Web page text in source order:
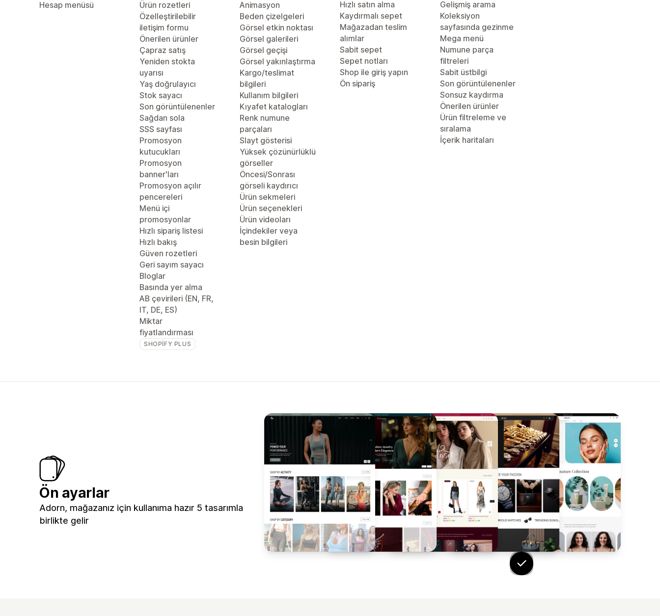
Hesap menüsü
Ürün rozetleri
Özelleştirilebilir
iletişim formu
Önerilen ürünler
Çapraz satış
Yeniden stokta
uyarısı
Yaş doğrulayıcı
Stok sayacı
Son görüntülenenler
Sağdan sola
SSS sayfası
Promosyon
kutucukları
Promosyon
banner'ları
Promosyon açılır
pencereleri
Menü içi
promosyonlar
Hızlı sipariş listesi
Hızlı bakış
Güven rozetleri
Geri sayım sayacı
Bloglar
Basında yer alma
AB çevirileri (EN, FR,
IT, DE, ES)
Miktar
fiyatlandırması
SHOPIFY PLUS
Animasyon
Beden çizelgeleri
Görsel etkin noktası
Görsel galerileri
Görsel geçişi
Görsel yakınlaştırma
Kargo/teslimat
bilgileri
Kullanım bilgileri
Kıyafet katalogları
Renk numune
parçaları
Slayt gösterisi
Yüksek çözünürlüklü
görseller
Öncesi/Sonrası
görseli kaydırıcı
Ürün sekmeleri
Ürün seçenekleri
Ürün videoları
İçindekiler veya
besin bilgileri
Hızlı satın alma
Kaydırmalı sepet
Mağazadan teslim
alımlar
Sabit sepet
Sepet notları
Shop ile giriş yapın
Ön sipariş
Gelişmiş arama
Koleksiyon
sayfasında gezinme
Mega menü
Numune parça
filtreleri
Sabit üstbilgi
Son görüntülenenler
Sonsuz kaydırma
Önerilen ürünler
Ürün filtreleme ve
sıralama
İçerik haritaları
Ön ayarlar
Adorn, mağazanız için kullanıma hazır 5 tasarımla
birlikte gelir